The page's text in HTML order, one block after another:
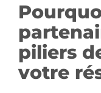
piliers
votre